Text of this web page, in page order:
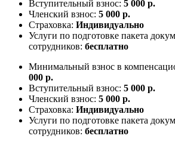
Вступительный взнос: 5 000 р.
Членский взнос: 5 000 р.
Страховка: Индивидуально
Услуги по подготовке пакета
сотрудников: бесплатно
Минимальный взнос в
000 р.
Вступительный взнос: 5 000 р.
Членский взнос: 5 000 р.
Страховка: Индивидуально
Услуги по подготовке пакета
сотрудников: бесплатно